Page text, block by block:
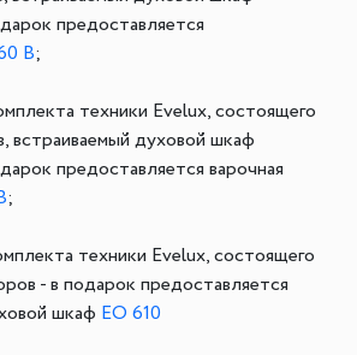
предоставляется
B;
техники Evelux, состоящего
встраиваемый духовой шкаф
предоставляется варочная
;
техники Evelux, состоящего
- в подарок предоставляется
шкаф EO 610